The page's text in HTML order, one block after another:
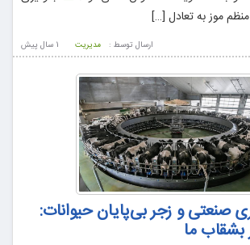
موز به تعادل […]
1 سال پيش ارسال توسط : مدیریت
صنعتی و زجر بی‌پایان حیوانات:
بشقاب ما